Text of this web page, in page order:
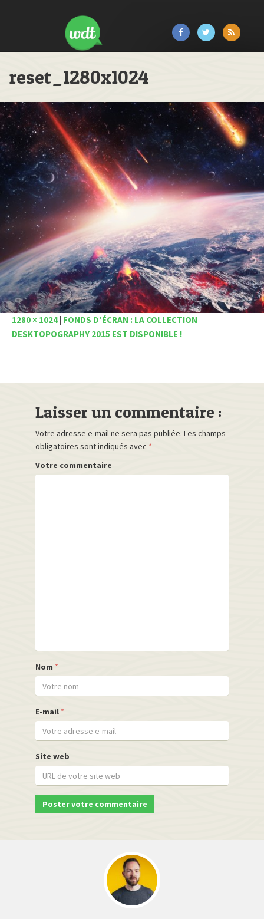
reset_1280x1024
1280 × 1024 FONDS D’ÉCRAN : LA COLLECTION
DESKTOPOGRAPHY 2015 EST DISPONIBLE !
Laisser un commentaire :
Votre adresse e-mail ne sera pas publiée. Les champs
obligatoires sont indiqués avec *
Votre commentaire
Nom *
E-mail *
Site web